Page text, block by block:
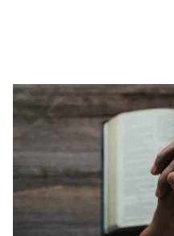
Podcasts
Artikelen
Kanalen